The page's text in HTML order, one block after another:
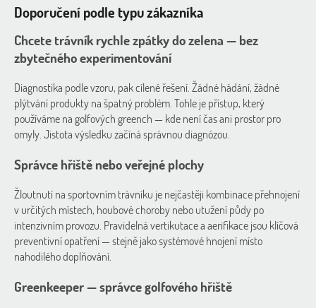
Doporučení podle typu zákazníka
Chcete trávník rychle zpátky do zelena — bez
zbytečného experimentování
Diagnostika podle vzoru, pak cílené řešení. Žádné hádání, žádné
plýtvání produkty na špatný problém. Tohle je přístup, který
používáme na golfových greench — kde není čas ani prostor pro
omyly. Jistota výsledku začíná správnou diagnózou.
Správce hřiště nebo veřejné plochy
Žloutnutí na sportovním trávníku je nejčastěji kombinace přehnojení
v určitých místech, houbové choroby nebo utužení půdy po
intenzivním provozu. Pravidelná vertikutace a aerifikace jsou klíčová
preventivní opatření — stejně jako systémové hnojení místo
nahodilého doplňování.
Greenkeeper — správce golfového hřiště